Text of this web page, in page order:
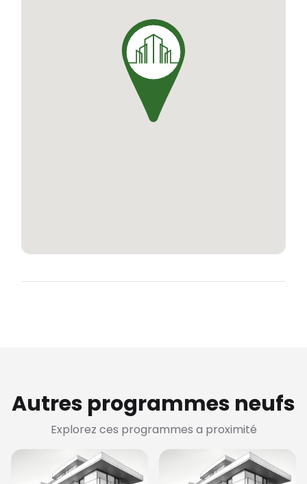
profitant des avantages d'un appartement. Les
appartements, allant du 2 au 4 pièces, sont
spacieux, lumineux et offrent un agencement
optimisé pour une qualité de vie supérieure. Des
places de parking sont également disponibles
Autres programmes neufs
Explorez ces programmes a proximité